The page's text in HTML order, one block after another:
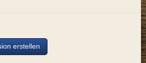
erstellen